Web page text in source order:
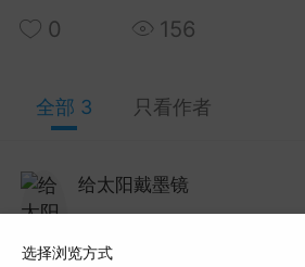
Red 2003 Live At Montreux蒙
这场蒙特勒现场太经典了，93分钟
HDMA 5.1音轨。网上搜...
2019 KaleidoLuna演唱会蓝光
0 156
全部 3 只看作者
给太阳戴墨镜
在线一份谢谢分享哈！
选择浏览方式